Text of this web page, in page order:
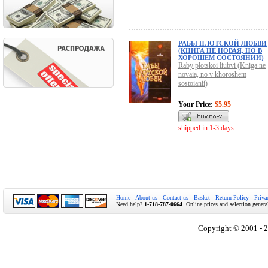
РАБЫ ПЛОТСКОЙ ЛЮБВИ
(КНИГА НЕ НОВАЯ, НО В
ХОРОШЕМ СОСТОЯНИИ)
Raby plotskoi liubvi (Kniga ne
novaia, no v khoroshem
sostoianii)
Your Price: $5.95
shipped in 1-3 days
Home About us Contact us Basket Return Policy
Need help? 1-718-787-0664 . Online prices and selection
Copyright © 2001 -